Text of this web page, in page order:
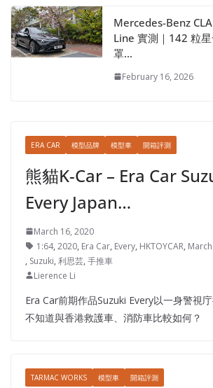
Mercedes-Benz
Line 實測｜142 粒
罩…
February 16, 2026
ERA CAR 模型品牌 模型車 開箱評測
熊貓K-Car – Era Car
Every Japan…
March 16, 2020
1:64, 2020, Era Car, Every, HKTOYCAR,
, Suzuki, 利思芸, 手推車
Lierence Li
Era Car前期作品Suzuki Every以一身警視庁
不知道與香港救護車、消防車比較如何？
TARMAC WORKS 模型車 開箱評測